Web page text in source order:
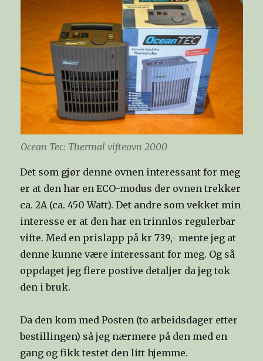
Ocean Tec: Thermal vifteovn 2000
Det som gjør denne ovnen interessant for meg
er at den har en ECO-modus der ovnen trekker
ca. 2A (ca. 450 Watt). Det andre som vekket min
interesse er at den har en trinnløs regulerbar
vifte. Med en prislapp på kr 739,- mente jeg at
denne kunne være interessant for meg. Og så
oppdaget jeg flere postive detaljer da jeg tok
den i bruk.
Da den kom med Posten (to arbeidsdager etter
bestillingen) så jeg nærmere på den med en
gang og fikk testet den litt hjemme.